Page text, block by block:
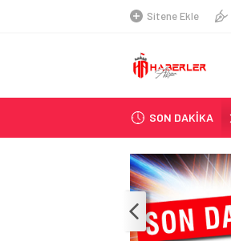
Sitene Ekle
SON DAKİKA